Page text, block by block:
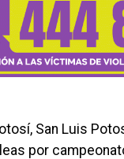
San Luis
por